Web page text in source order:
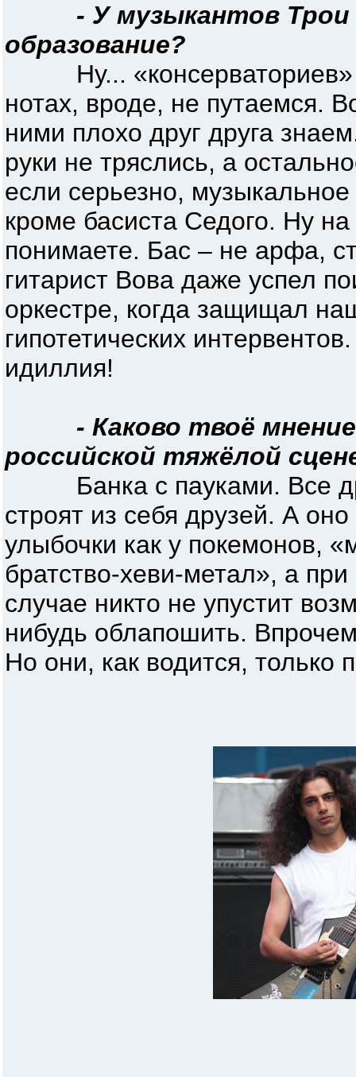
- У музыкантов
образование?
Ну... «консерваториев»
нотах, вроде, не путаемся.
ними плохо друг друга
руки не тряслись, а
если серьезно,
кроме басиста Седого. Ну
понимаете. Бас – не арфа,
гитарист Вова даже успел
оркестре, когда защищал
гипотетических
идиллия!
- Каково твоё
российской тяжёлой
Банка с пауками. Все
строят из себя друзей. А
улыбочки как у покемонов,
братство-хеви-метал», а
случае никто не упустит
нибудь облапошить.
Но они, как водится, только